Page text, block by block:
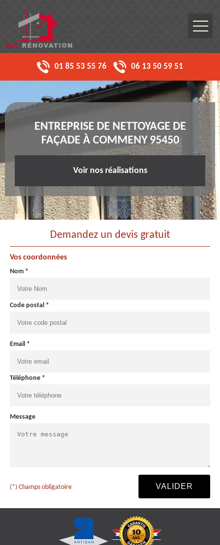
01 85 53 55 76 06 13 50 59 51
ENTREPRISE DE NETTOYAGE DE
FAÇADE À COMMENY 95450
Voir nos réalisations
Demandez un devis gratuit
Vos coordonnées
Nom *
Code postal *
Email *
Téléphone *
Message
(*) Champs obligatoire